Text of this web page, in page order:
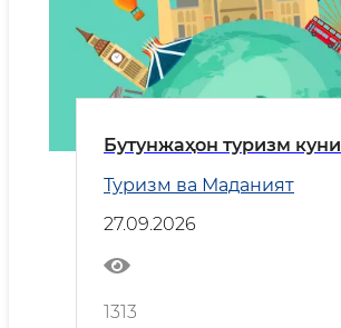
Бутунжаҳон туризм куни
Туризм ва Маданият
27.09.2026
1313